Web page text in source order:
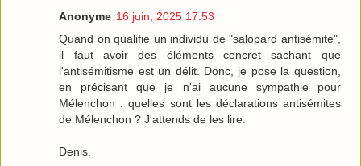
Anonyme 16 juin, 2025 17:53
Quand on qualifie un individu de "salopard antisémite",
il faut avoir des éléments concret sachant que
l'antisémitisme est un délit. Donc, je pose la question,
en précisant que je n'ai aucune sympathie pour
Mélenchon : quelles sont les déclarations antisémites
de Mélenchon ? J'attends de les lire.
Denis.